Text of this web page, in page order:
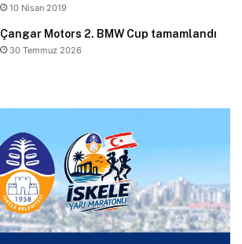
10 Nisan 2019
Çangar Motors 2. BMW Cup tamamlandı
30 Temmuz 2026